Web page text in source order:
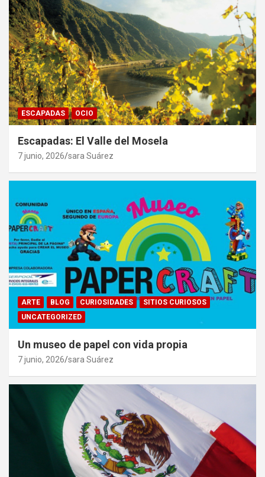
ESCAPADAS OCIO
Escapadas: El Valle del Mosela
7 junio, 2026 sara Suárez
ARTE BLOG CURIOSIDADES
SITIOS CURIOSOS
UNCATEGORIZED
Un museo de papel con vida propia
7 junio, 2026 sara Suárez